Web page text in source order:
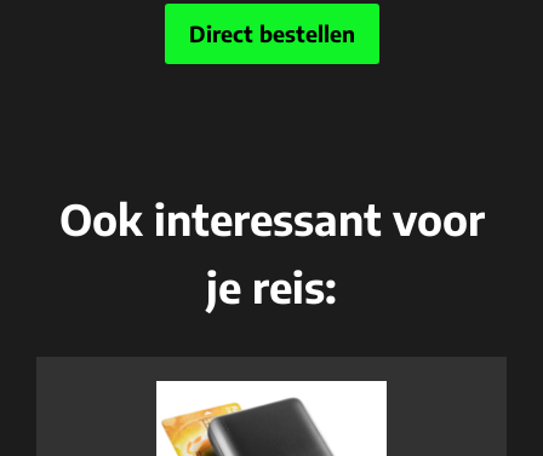
Direct bestellen
Ook interessant voor
je reis: